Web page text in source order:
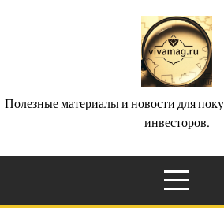
Полезные материалы и новости для
инвесторов.